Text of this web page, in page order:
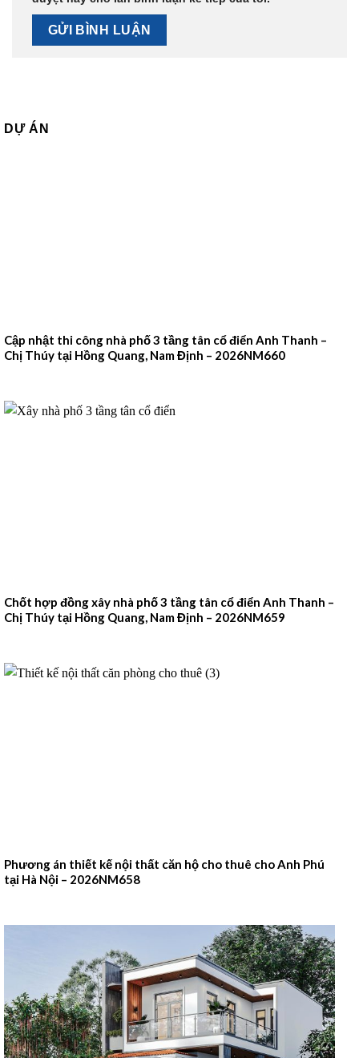
DỰ ÁN
Cập nhật thi công nhà phố 3 tầng tân cổ điển Anh Thanh –
Chị Thúy tại Hồng Quang, Nam Định – 2026NM660
Chốt hợp đồng xây nhà phố 3 tầng tân cổ điển Anh Thanh –
Chị Thúy tại Hồng Quang, Nam Định – 2026NM659
Phương án thiết kế nội thất căn hộ cho thuê cho Anh Phú
tại Hà Nội – 2026NM658